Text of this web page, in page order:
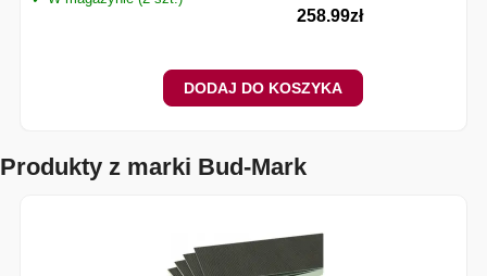
258.99zł
DODAJ DO KOSZYKA
Produkty z marki Bud-Mark